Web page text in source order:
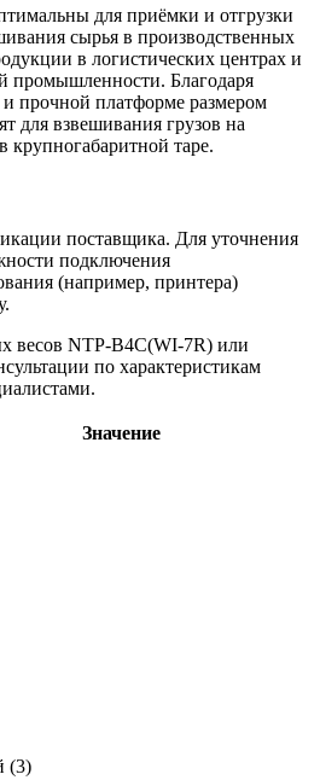
для приёмки и отгрузки
сырья в производственных
в логистических центрах и
промышленности. Благодаря
прочной платформе размером
для взвешивания грузов на
крупногабаритной таре.
поставщика. Для уточнения
подключения
(например, принтера)
весов NTP-B4C(WI-7R) или
по характеристикам
Значение
(3)